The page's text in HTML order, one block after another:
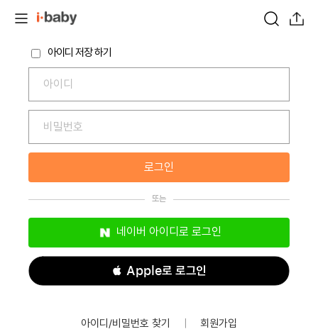
아이디 저장 하기
로그인
네이버 아이디로 로그인
 Apple로 로그인
아이디/비밀번호 찾기 회원가입